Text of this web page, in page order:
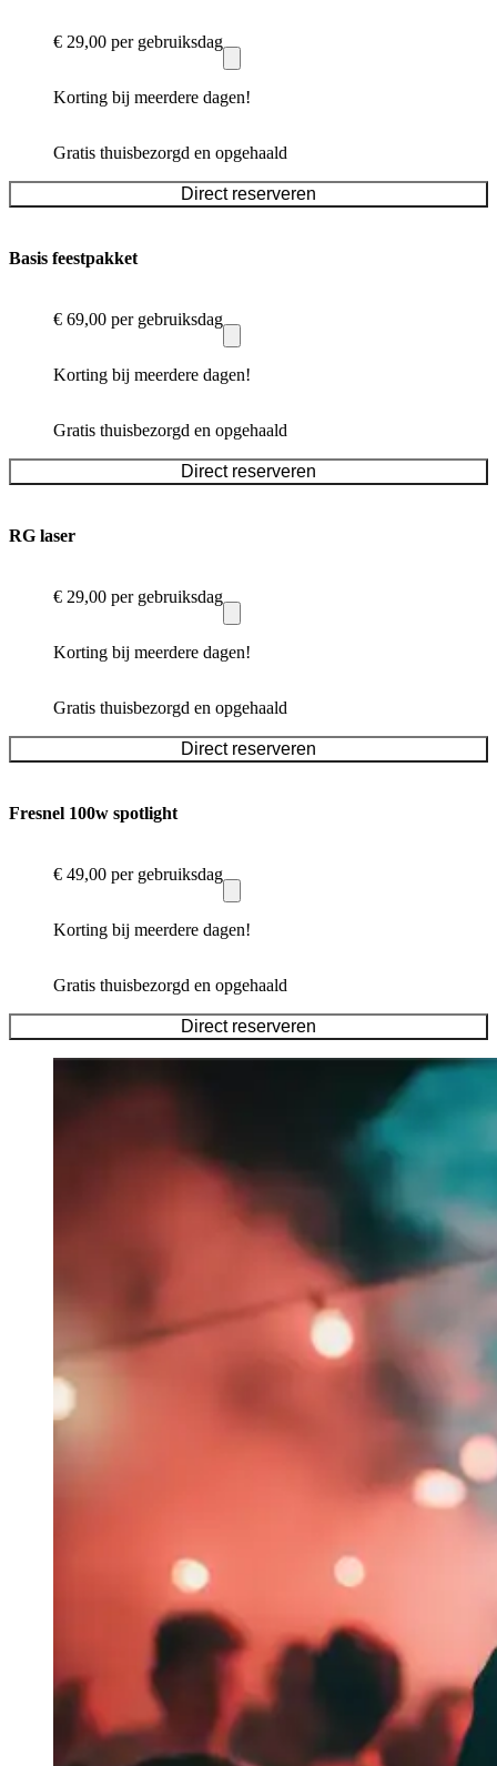
€ 29,00 per gebruiksdag
Korting bij meerdere dagen!
Gratis thuisbezorgd en opgehaald
Direct reserveren
Basis feestpakket
€ 69,00 per gebruiksdag
Korting bij meerdere dagen!
Gratis thuisbezorgd en opgehaald
Direct reserveren
RG laser
€ 29,00 per gebruiksdag
Korting bij meerdere dagen!
Gratis thuisbezorgd en opgehaald
Direct reserveren
Fresnel 100w spotlight
€ 49,00 per gebruiksdag
Korting bij meerdere dagen!
Gratis thuisbezorgd en opgehaald
Direct reserveren